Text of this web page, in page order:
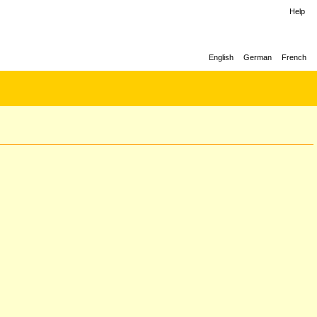
Help
English German French